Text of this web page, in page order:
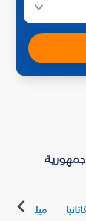
كاتانيا ميلان